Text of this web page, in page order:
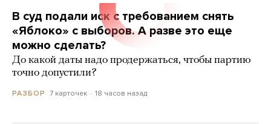
В суд подали иск с требованием снять
«Яблоко» с выборов. А разве это еще
можно сделать?
До какой даты надо продержаться, чтобы партию
точно допустили?
РАЗБОР 7 карточек 18 часов назад